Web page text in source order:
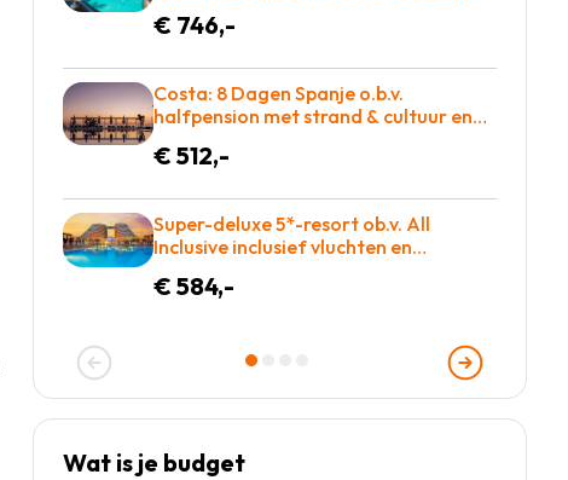
€ 746,-
Costa: 8 Dagen Spanje o.b.v.
halfpension met strand & cultuur en
Glij razendsnel van waterglijbanen!
€ 512,-
Super-deluxe 5*-resort ob.v. All
Inclusive inclusief vluchten en
€ 584,-
Wat is je budget